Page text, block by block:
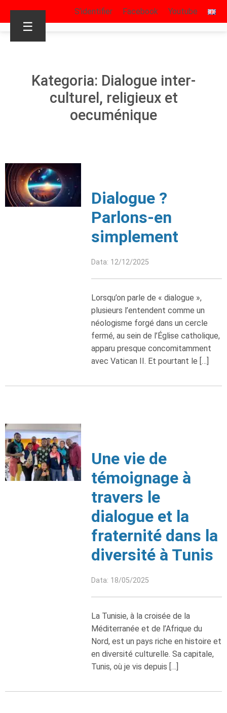
S’identifier Facebook Youtube
☰
Kategoria: Dialogue inter-
culturel, religieux et
oecuménique
Dialogue ?
Parlons-en
simplement
Data: 12/12/2025
Lorsqu’on parle de « dialogue »,
plusieurs l’entendent comme un
néologisme forgé dans un cercle
fermé, au sein de l’Église catholique,
apparu presque concomitamment
avec Vatican II. Et pourtant le […]
Une vie de
témoignage à
travers le
dialogue et la
fraternité dans la
diversité à Tunis
Data: 18/05/2025
La Tunisie, à la croisée de la
Méditerranée et de l’Afrique du
Nord, est un pays riche en histoire et
en diversité culturelle. Sa capitale,
Tunis, où je vis depuis […]